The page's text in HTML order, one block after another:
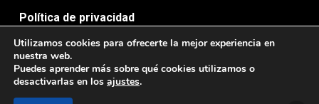
Política de privacidad
Política de cookies
Utilizamos cookies para ofrecerte la mejor experiencia en
nuestra web.
Puedes aprender más sobre qué cookies utilizamos o
desactivarlas en los ajustes.